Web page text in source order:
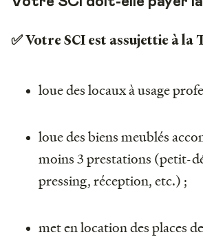
✅ Votre SCI est assujettie à la
loue des locaux à usage
loue des biens meublés
moins 3 prestations (petit-
pressing, réception, etc.) ;
met en location des places